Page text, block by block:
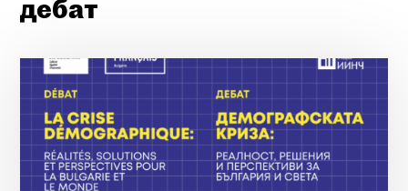
дебат